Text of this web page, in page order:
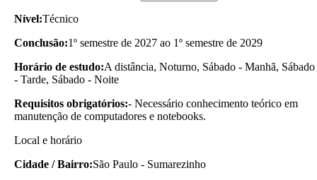
Nível:Técnico
Conclusão:1º semestre de 2027 ao 1º semestre de 2029
Horário de estudo:A distância, Noturno, Sábado - Manhã, Sábado
- Tarde, Sábado - Noite
Requisitos obrigatórios:- Necessário conhecimento teórico em
manutenção de computadores e notebooks.
Local e horário
Cidade / Bairro:São Paulo - Sumarezinho